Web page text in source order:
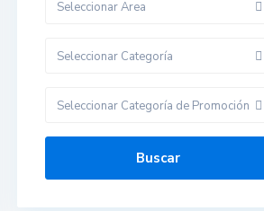
Seleccionar Area
Seleccionar Categoría
Seleccionar Categoría de Promoción
Buscar